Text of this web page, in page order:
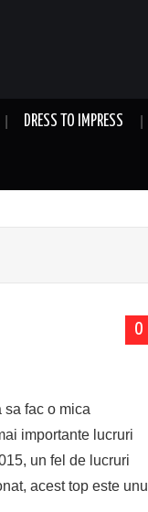
DRESS TO IMPRESS
0
sa fac o mica
importante lucruri
un fel de lucruri
acest top este unul